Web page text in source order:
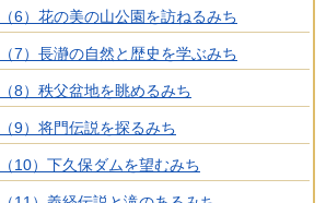
6）花の美の山公園を訪ねるみち
7）長瀞の自然と歴史を学ぶみち
8）秩父盆地を眺めるみち
9）将門伝説を探るみち
10）下久保ダムを望むみち